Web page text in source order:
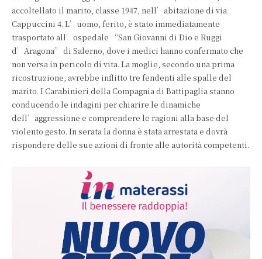
accoltellato il marito, classe 1947, nell’abitazione di via
Cappuccini 4. L’uomo, ferito, è stato immediatamente
trasportato all’ospedale “San Giovanni di Dio e Ruggi
d’Aragona” di Salerno, dove i medici hanno confermato che
non versa in pericolo di vita. La moglie, secondo una prima
ricostruzione, avrebbe inflitto tre fendenti alle spalle del
marito. I Carabinieri della Compagnia di Battipaglia stanno
conducendo le indagini per chiarire le dinamiche
dell’aggressione e comprendere le ragioni alla base del
violento gesto. In serata la donna è stata arrestata e dovrà
rispondere delle sue azioni di fronte alle autorità competenti.